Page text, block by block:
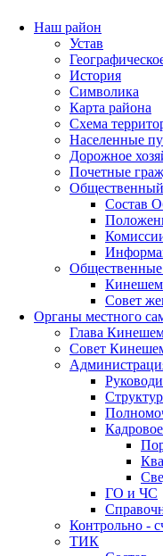
Наш район
Устав
История
Символика
Карта района
Схема
Населенные
Дорожное
Почетные
Общественный
Состав
Общественные
Совет
Органы местного
Глава
Совет
ГО и ЧС
Контрольно -
ТИК